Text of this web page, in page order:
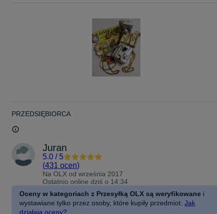
PRZEDSIĘBIORCA
Juran
5.0 / 5
(431 ocen)
Na OLX od września 2017
Ostatnio online dziś o 14:34
Oceny w kategoriach z Przesyłką OLX są weryfikowane i
wystawiane tylko przez osoby, które kupiły przedmiot. Jak
działają oceny?